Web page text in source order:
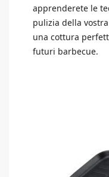
apprenderete le
pulizia della
una cottura
futuri barbecue.